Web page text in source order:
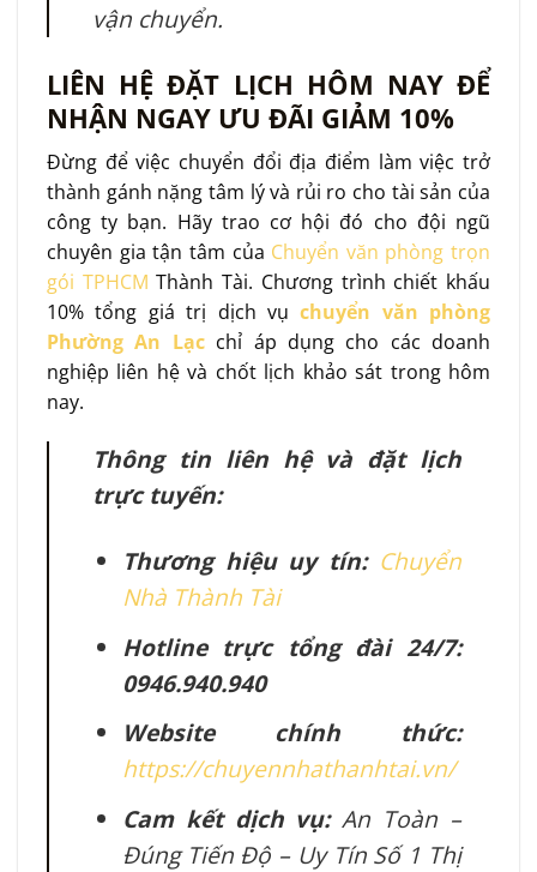
vận chuyển.
LIÊN HỆ ĐẶT LỊCH HÔM NAY ĐỂ
NHẬN NGAY ƯU ĐÃI GIẢM 10%
Đừng để việc chuyển đổi địa điểm làm việc trở
thành gánh nặng tâm lý và rủi ro cho tài sản của
công ty bạn. Hãy trao cơ hội đó cho đội ngũ
chuyên gia tận tâm của Chuyển văn phòng trọn
gói TPHCM Thành Tài. Chương trình chiết khấu
10% tổng giá trị dịch vụchuyển văn phòng
Phường An Lạcchỉ áp dụng cho các doanh
nghiệp liên hệ và chốt lịch khảo sát trong hôm
nay.
Thông tin liên hệ và đặt lịch
trực tuyến:
Thương hiệu uy tín: Chuyển
Nhà Thành Tài
Hotline trực tổng đài 24/7:
0946.940.940
Website chính thức:
https://chuyennhathanhtai.vn/
Cam kết dịch vụ:An Toàn –
Đúng Tiến Độ – Uy Tín Số 1 Thị